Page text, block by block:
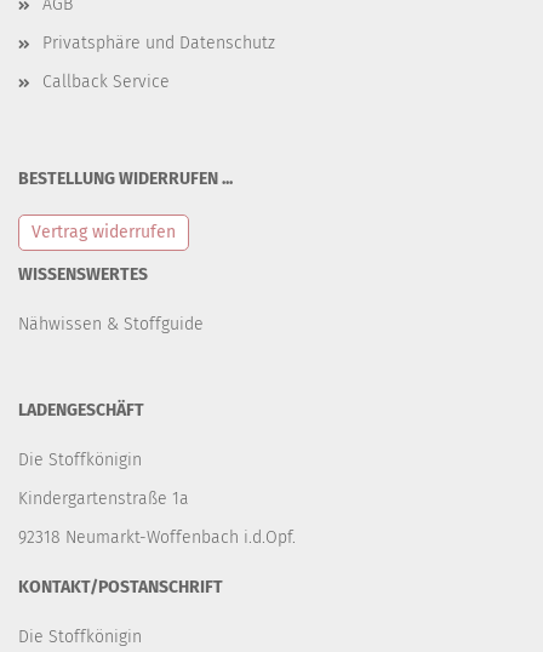
AGB
Privatsphäre und Datenschutz
Callback Service
BESTELLUNG WIDERRUFEN ...
Vertrag widerrufen
WISSENSWERTES
Nähwissen & Stoffguide
LADENGESCHÄFT
Die Stoffkönigin
Kindergartenstraße 1a
92318 Neumarkt-Woffenbach i.d.Opf.
KONTAKT/POSTANSCHRIFT
Die Stoffkönigin